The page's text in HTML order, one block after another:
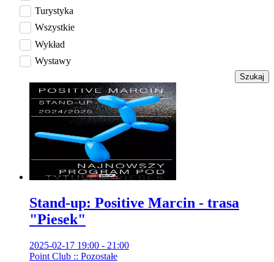
Turystyka
Wszystkie
Wykład
Wystawy
Szukaj
Stand-up: Positive Marcin - trasa
"Piesek"
2025-02-17 19:00 - 21:00
Point Club :: Pozostałe